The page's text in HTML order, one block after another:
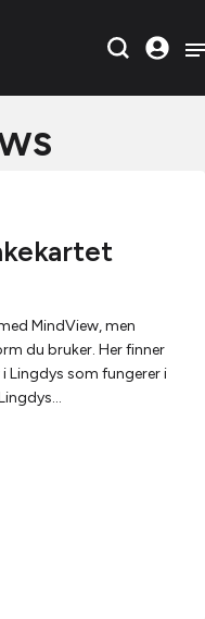
MindView, men
du bruker. Her finner
Lingdys som fungerer i